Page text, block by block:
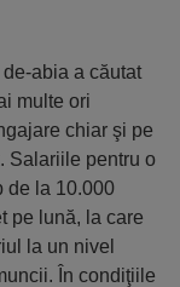
abia a căutat
multe ori
chiar şi pe
Salariile pentru o
de la 10.000
pe lună, la care
la un nivel
În condiţiile